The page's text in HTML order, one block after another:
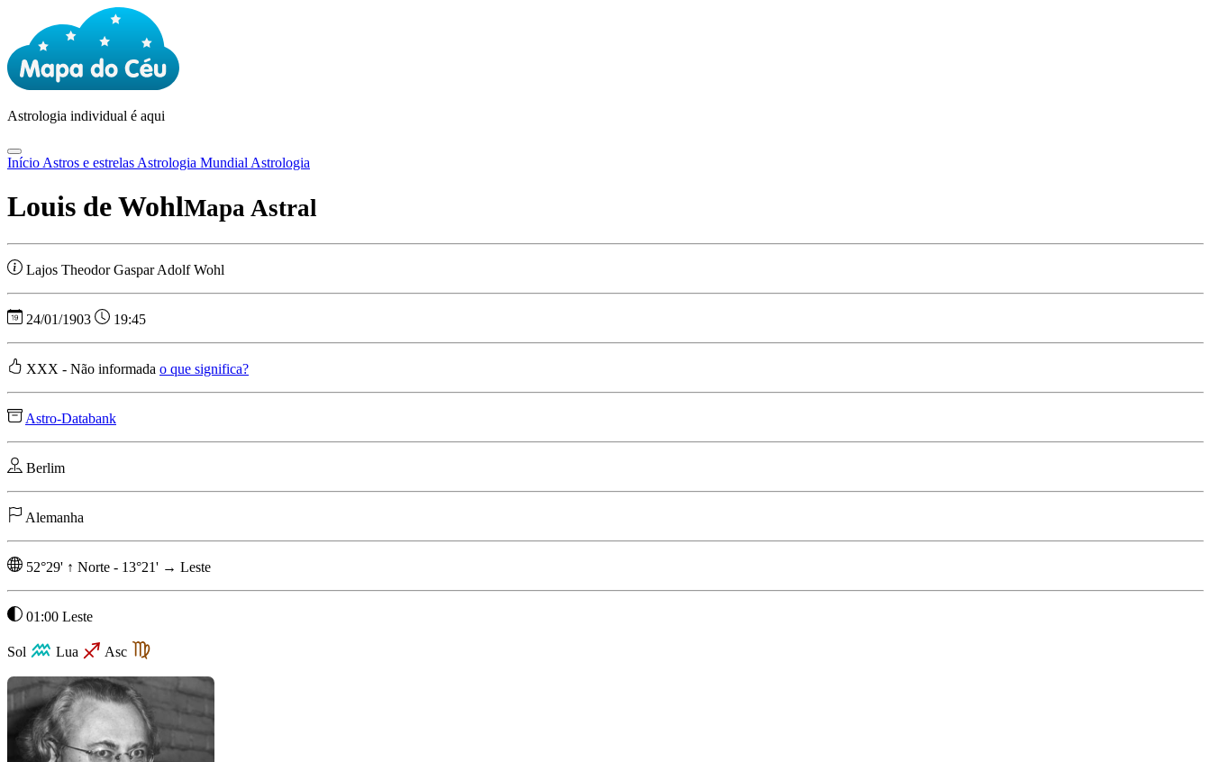
Astrologia individual é aqui
Início Astros e estrelas Astrologia Mundial Astrologia
Louis de WohlMapa Astral
Lajos Theodor Gaspar Adolf Wohl
24/01/1903 19:45
XXX - Não informada o que significa?
Astro-Databank
Berlim
Alemanha
52°29' ↑ Norte - 13°21' → Leste
01:00 Leste
Sol Lua Asc